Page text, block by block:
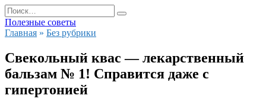
Перейти
к
содержанию
Search
for:
Полезные советы
Главная » Без рубрики
Свекольный квас — лекарственный
бальзам № 1! Справится даже с
гипертонией